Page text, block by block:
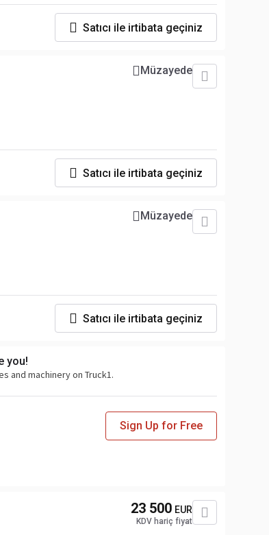
Satıcı ile irtibata geçiniz
Müzayede
Satıcı ile irtibata geçiniz
Müzayede
Satıcı ile irtibata geçiniz
you!
and machinery on Truck1.
Sign Up for Free
23 500 EUR
KDV hariç fiyat